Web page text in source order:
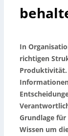
In
richtigen
Produktivität.
Grundlage
Wissen um